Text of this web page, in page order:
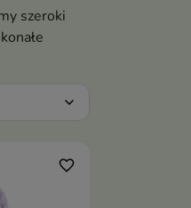
szeroki
expand_more
favorite_border